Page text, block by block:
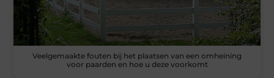
Veelgemaakte fouten bij het plaatsen van een omheining
voor paarden en hoe u deze voorkomt